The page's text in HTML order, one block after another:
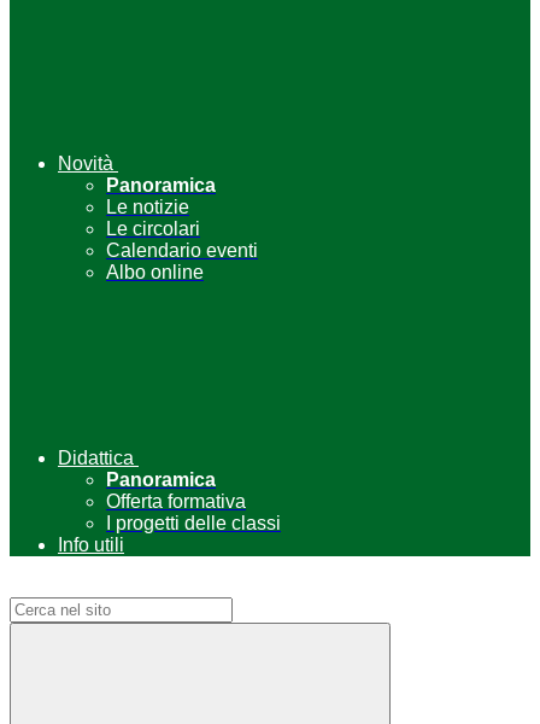
Novità
Panoramica
Le notizie
Le circolari
Calendario eventi
Albo online
Didattica
Panoramica
Offerta formativa
I progetti delle classi
Info utili